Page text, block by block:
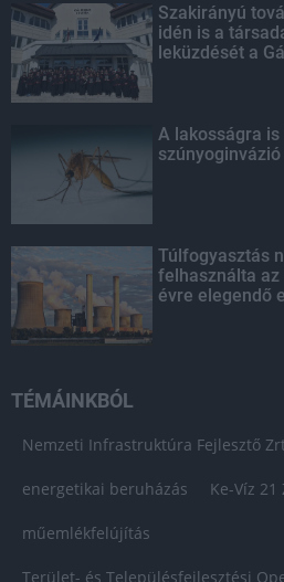
Szakirányú
idén is a
leküzdését a
A lakosságra
Túlfogyasztás
felhasználta az
évre elegendő
TÉMÁINKBÓL
Nemzeti Infrastruktúra Fejlesztő
energetikai beruházás Ke-Víz 21
műemlékfelújítás
Terület- és Településfejlesztési